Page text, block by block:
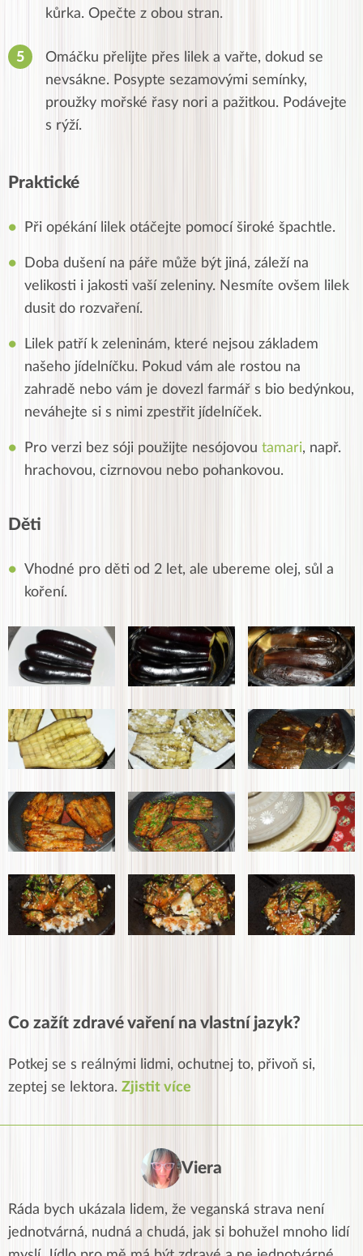
kůrka. Opečte z obou stran.
Omáčku přelijte přes lilek a vařte, dokud se
nevsákne. Posypte sezamovými semínky,
proužky mořské řasy nori a pažitkou. Podávejte
s rýží.
Praktické
Při opékání lilek otáčejte pomocí široké špachtle.
Doba dušení na páře může být jiná, záleží na
velikosti i jakosti vaší zeleniny. Nesmíte ovšem lilek
dusit do rozvaření.
Lilek patří k zeleninám, které nejsou základem
našeho jídelníčku. Pokud vám ale rostou na
zahradě nebo vám je dovezl farmář s bio bedýnkou,
neváhejte si s nimi zpestřit jídelníček.
Pro verzi bez sóji použijte nesójovou tamari, např.
hrachovou, cizrnovou nebo pohankovou.
Děti
Vhodné pro děti od 2 let, ale ubereme olej, sůl a
koření.
Co zažít zdravé vaření na vlastní jazyk?
Potkej se s reálnými lidmi, ochutnej to, přivoň si,
zeptej se lektora. Zjistit více
Viera
Ráda bych ukázala lidem, že veganská strava není
jednotvárná, nudná a chudá, jak si bohužel mnoho lidí